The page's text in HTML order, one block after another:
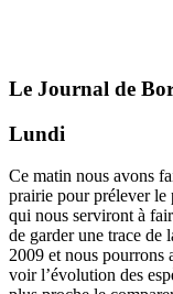
Le Journal de
Lundi
Ce matin nous avons
prairie pour prélever le
qui nous serviront à
de garder une trace de
2009 et nous pourrons
voir l’évolution des